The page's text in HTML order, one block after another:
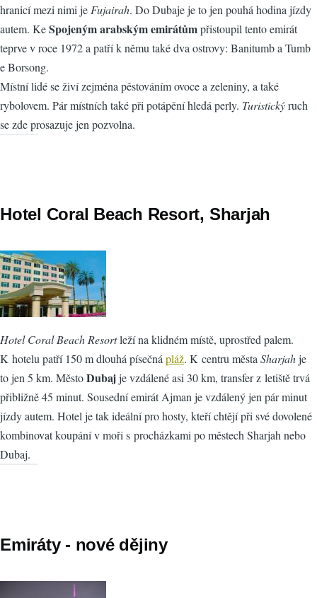
hranicí mezi nimi je Fujairah. Do Dubaje je to jen pouhá hodina jízdy
autem. KeSpojeným arabským emirátůmpřistoupil tento emirát
teprve v roce 1972 a patří k němu také dva ostrovy: Banitumb a Tumb
e Borsong.
Místní lidé se živí zejména pěstováním ovoce a zeleniny, a také
rybolovem. Pár místních také při potápění hledá perly. Turistickýruch
se zde prosazuje jen pozvolna.
Hotel Coral Beach Resort, Sharjah
Hotel Coral Beach Resortleží na klidném místě, uprostřed palem.
K hotelu patří 150 m dlouhá písečnápláž. K centru městaSharjahje
to jen 5 km. MěstoDubajje vzdálené asi 30 km, transfer z letiště trvá
přibližně 45 minut. Sousední emirát Ajman je vzdálený jen pár minut
jízdy autem. Hotel je tak ideální pro hosty, kteří chtějí při své dovolené
kombinovat koupání v moři s procházkami po městech Sharjah nebo
Dubaj.
Emiráty - nové dějiny